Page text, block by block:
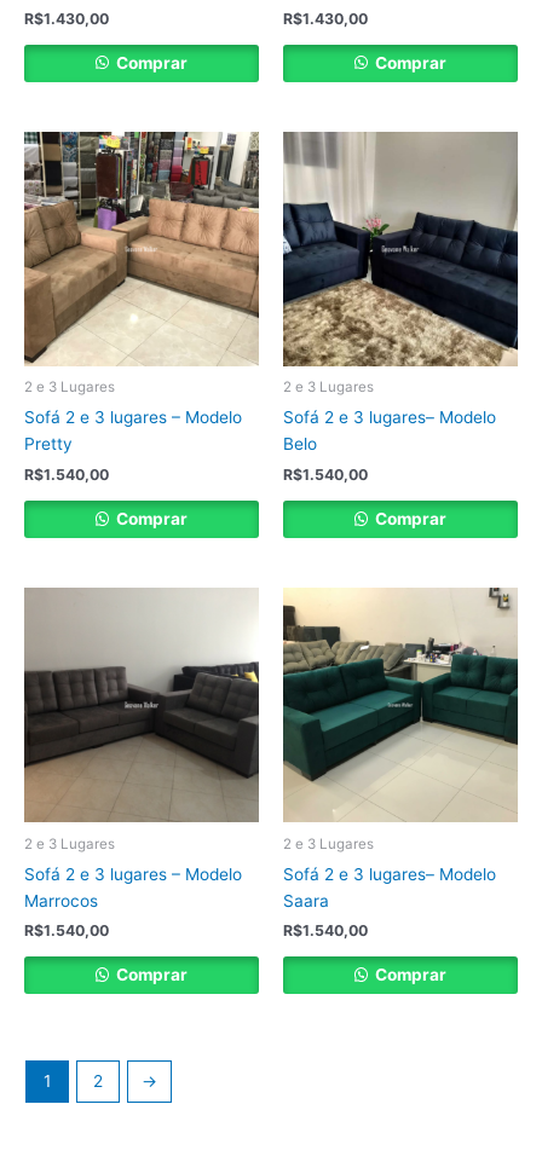
R$1.430,00
Comprar
R$1.430,00
Comprar
2 e 3 Lugares
Sofá 2 e 3 lugares – Modelo
Pretty
R$1.540,00
Comprar
2 e 3 Lugares
Sofá 2 e 3 lugares– Modelo
Belo
R$1.540,00
Comprar
2 e 3 Lugares
Sofá 2 e 3 lugares – Modelo
Marrocos
R$1.540,00
Comprar
2 e 3 Lugares
Sofá 2 e 3 lugares– Modelo
Saara
R$1.540,00
Comprar
1 2 →